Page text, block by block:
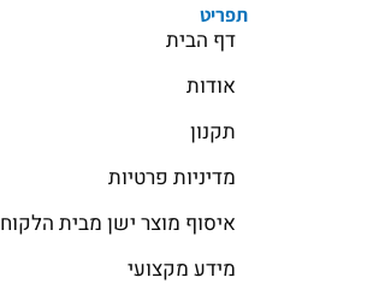
תפריט
דף הבית
אודות
תקנון
מדיניות פרטיות
איסוף מוצר ישן מבית הלקוח
מידע מקצועי